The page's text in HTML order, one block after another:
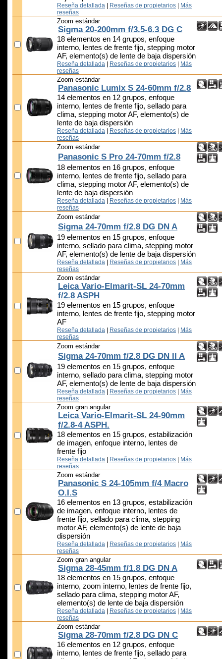
Reseña detallada Reseñas de propietarios
Más
reseñas
Zoom estándar
Sigma 20-200mm f/3.5-6.3 DG C
18 elementos en 14 grupos, enfoque
interno, lentes de frente fijo, stepping motor
AF, elemento(s) de lente de baja dispersión
Reseña detallada Reseñas de propietarios
Más
reseñas
Zoom estándar
Panasonic Lumix S 24-60mm f/2.8
14 elementos en 12 grupos, enfoque
interno, lentes de frente fijo, sellado para
clima, stepping motor AF, elemento(s) de
lente de baja dispersión
Reseña detallada Reseñas de propietarios
Más
reseñas
Zoom estándar
Panasonic S Pro 24-70mm f/2.8
18 elementos en 16 grupos, enfoque
interno, lentes de frente fijo, sellado para
clima, stepping motor AF, elemento(s) de
lente de baja dispersión
Reseña detallada Reseñas de propietarios
Más
reseñas
Zoom estándar
Sigma 24-70mm f/2.8 DG DN A
19 elementos en 15 grupos, enfoque
interno, sellado para clima, stepping motor
AF, elemento(s) de lente de baja dispersión
Reseña detallada Reseñas de propietarios
Más
reseñas
Zoom estándar
Leica Vario-Elmarit-SL 24-70mm
f/2.8 ASPH
19 elementos en 15 grupos, enfoque
interno, lentes de frente fijo, stepping motor
AF
Reseña detallada Reseñas de propietarios
Más
reseñas
Zoom estándar
Sigma 24-70mm f/2.8 DG DN II A
19 elementos en 15 grupos, enfoque
interno, sellado para clima, stepping motor
AF, elemento(s) de lente de baja dispersión
Reseña detallada Reseñas de propietarios
Más
reseñas
Zoom gran angular
Leica Vario-Elmarit-SL 24-90mm
f/2.8-4 ASPH.
18 elementos en 15 grupos, estabilización
de imagen, enfoque interno, lentes de
frente fijo
Reseña detallada Reseñas de propietarios
Más
reseñas
Zoom estándar
Panasonic S 24-105mm f/4 Macro
O.I.S
16 elementos en 13 grupos, estabilización
de imagen, enfoque interno, lentes de
frente fijo, sellado para clima, stepping
motor AF, elemento(s) de lente de baja
dispersión
Reseña detallada Reseñas de propietarios
Más
reseñas
Zoom gran angular
Sigma 28-45mm f/1.8 DG DN A
18 elementos en 15 grupos, enfoque
interno, zoom interno, lentes de frente fijo,
sellado para clima, stepping motor AF,
elemento(s) de lente de baja dispersión
Reseña detallada Reseñas de propietarios
Más
reseñas
Zoom estándar
Sigma 28-70mm f/2.8 DG DN C
16 elementos en 12 grupos, enfoque
interno, lentes de frente fijo, sellado para